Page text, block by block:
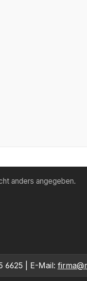
anders angegeben.
6625 | E-Mail: